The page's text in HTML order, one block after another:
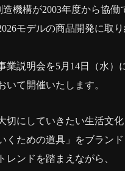
機構が2003年度から協働
モデルの商品開発に取
業説明会を5月14日（水）
て開催いたします。
切にしていきたい生活文化
くための道具」をブラン
レンドを踏まえながら、